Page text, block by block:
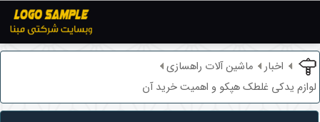
اخبار
ماشین آلات راهسازی
لوازم یدکی غلطک هپکو و اهمیت خرید آن